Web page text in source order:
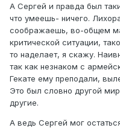
А Сергей и правда был
что умеешь- ничего.
соображаешь, во-общем
критической ситуации,
то наделает, я скажу.
так как незнаком с
Гекате ему преподали,
Это был словно другой
другие.
А ведь Сергей мог